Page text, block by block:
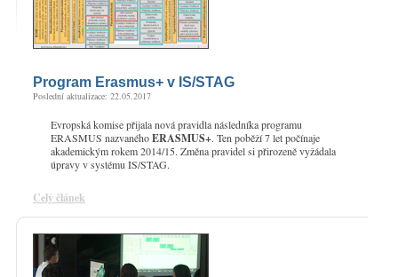
Program Erasmus+ v IS/STAG
Poslední aktualizace: 22.05.2017
Evropská komise přijala nová pravidla následníka programu
ERASMUS nazvanéhoERASMUS+. Ten poběží 7 let počínaje
akademickým rokem 2014/15. Změna pravidel si přirozeně vyžádala
úpravy v systému IS/STAG.
Celý článek